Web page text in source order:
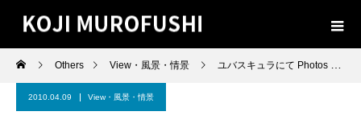
Others View・風景・情景 ユバスキュラにて Photos by Koji
2010.04.09 View・風景・情景